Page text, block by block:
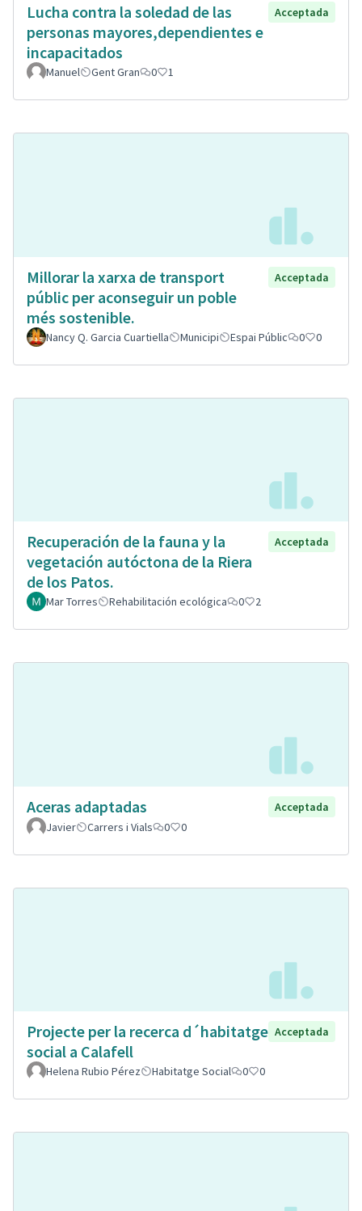
Lucha contra la soledad de las
personas mayores,dependientes e
incapacitados
Acceptada
Manuel Gent Gran 0 1
Millorar la xarxa de transport
públic per aconseguir un poble
més sostenible.
Acceptada
Nancy Q. Garcia Cuartiella Municipi Espai Públic 0 0
Recuperación de la fauna y la
vegetación autóctona de la Riera
de los Patos.
Acceptada
Mar Torres Rehabilitación ecológica 0 2
Aceras adaptadas
Acceptada
Javier
Carrers i Vials 0 0
Projecte per la recerca d´habitatge
social a Calafell
Acceptada
Helena Rubio Pérez Habitatge Social 0 0